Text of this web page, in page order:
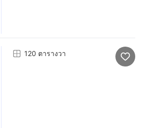
120 ตารางวา